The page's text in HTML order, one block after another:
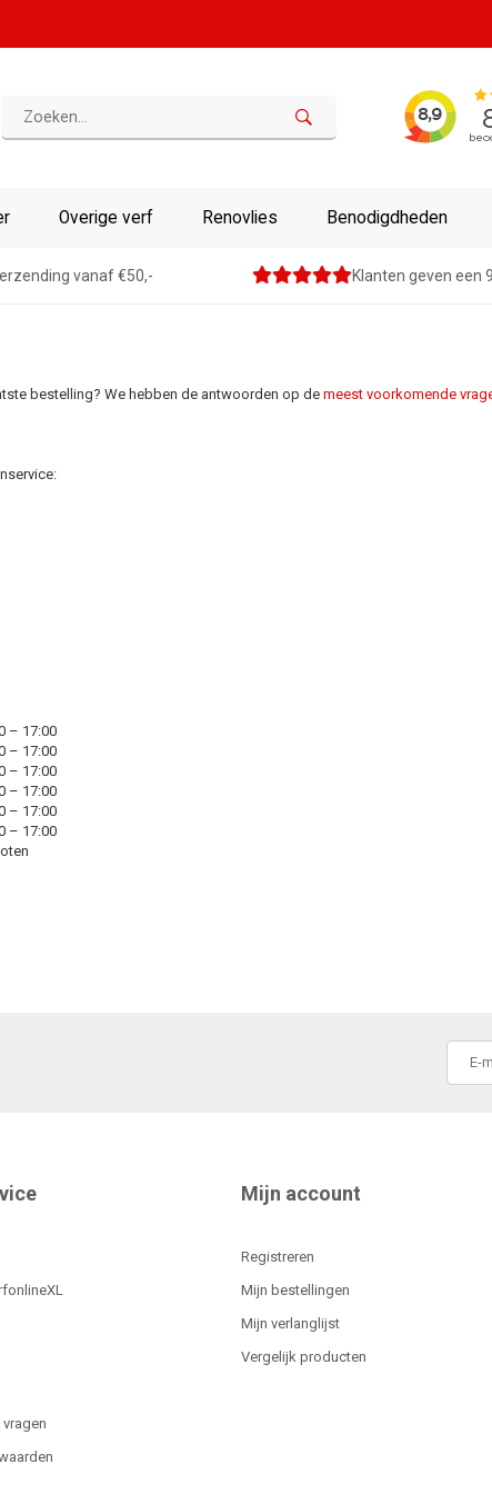
Overige verf Renovlies Benodigdheden
vanaf €50,- Klanten geven een 9
bestelling? We hebben de antwoorden op de meest voorkomende
– 17:00
– 17:00
– 17:00
– 17:00
– 17:00
– 17:00
Mijn account
Registreren
Mijn bestellingen
Mijn verlanglijst
Vergelijk producten